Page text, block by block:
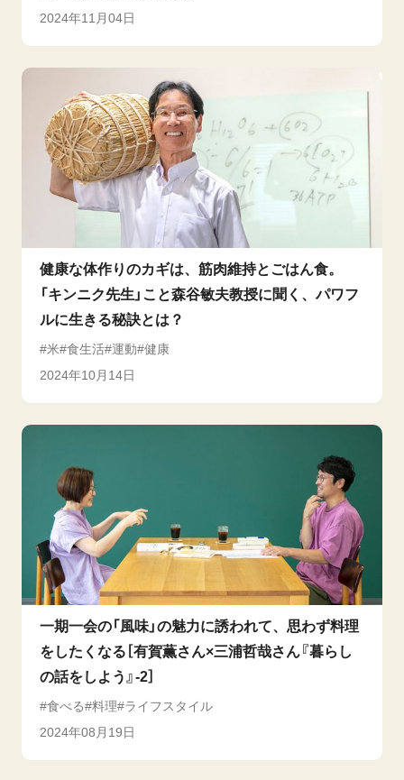
2024年11月04日
健康な体作りのカギは、筋肉維持とごはん食。
「キンニク先生」こと森谷敏夫教授に聞く、パワフ
ルに生きる秘訣とは？
米 食生活 運動 健康
2024年10月14日
一期一会の「風味」の魅力に誘われて、思わず料理
をしたくなる［有賀薫さん×三浦哲哉さん『暮らし
の話をしよう』-2］
食べる 料理
ライフスタイル
2024年08月19日